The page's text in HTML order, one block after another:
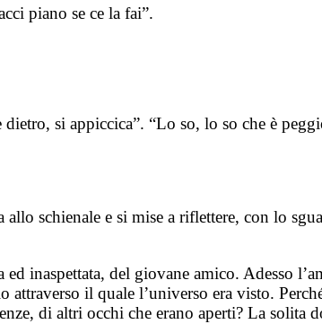
piano se ce la fai”.
si appiccica”. “Lo so, lo so che è
schienale e si mise a riflettere, con lo
inaspettata, del giovane amico. Adesso
il quale l’universo era visto.
di altri occhi che erano aperti? La solita